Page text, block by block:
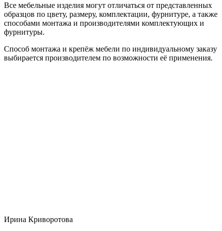
Все мебельные изделия могут отличаться от представленных
образцов по цвету, размеру, комплектации, фурнитуре, а также
способами монтажа и производителями комплектующих и
фурнитуры.
Способ монтажа и крепёж мебели по индивидуальному заказу
выбирается производителем по возможности её применения.
Ирина Криворотова